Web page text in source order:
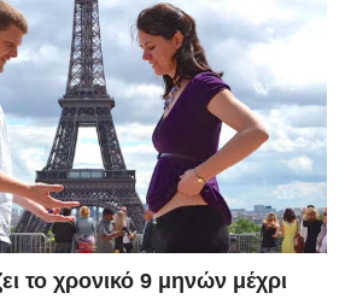
το χρονικό 9 μηνών μέχρι